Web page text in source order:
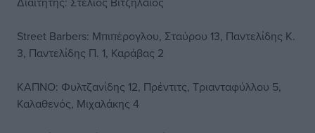
Street Barbers: Μπιπέρογλου, Σταύρου 13, Παντελίδης Κ.
3, Παντελίδης Π. 1, Καράβας 2
ΚΑΠΝΟ: Φυλτζανίδης 12, Πρέντιτς, Τριανταφύλλου 5,
Καλαθενός, Μιχαλάκης 4